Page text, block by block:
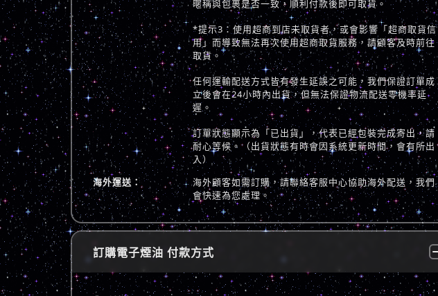
暱稱與包裹是否一致，順利付款後即可取貨。
*提示3：使用超商到店未取貨者，或會影響「超商取貨信
用」而導致無法再次使用超商取貨服務，請顧客及時前往
取貨。
任何運輸配送方式皆有發生延誤之可能，我們保證訂單成
立後會在24小時內出貨，但無法保證物流配送零機率延
遲。
訂單狀態顯示為「已出貨」，代表已經包裝完成寄出，請
耐心等候。（出貨狀態有時會因系統更新時間，會有所出
入）
海外運送：
海外顧客如需訂購，請聯絡客服中心協助海外配送，我們
會快速為您處理。
訂購電子煙油 付款方式